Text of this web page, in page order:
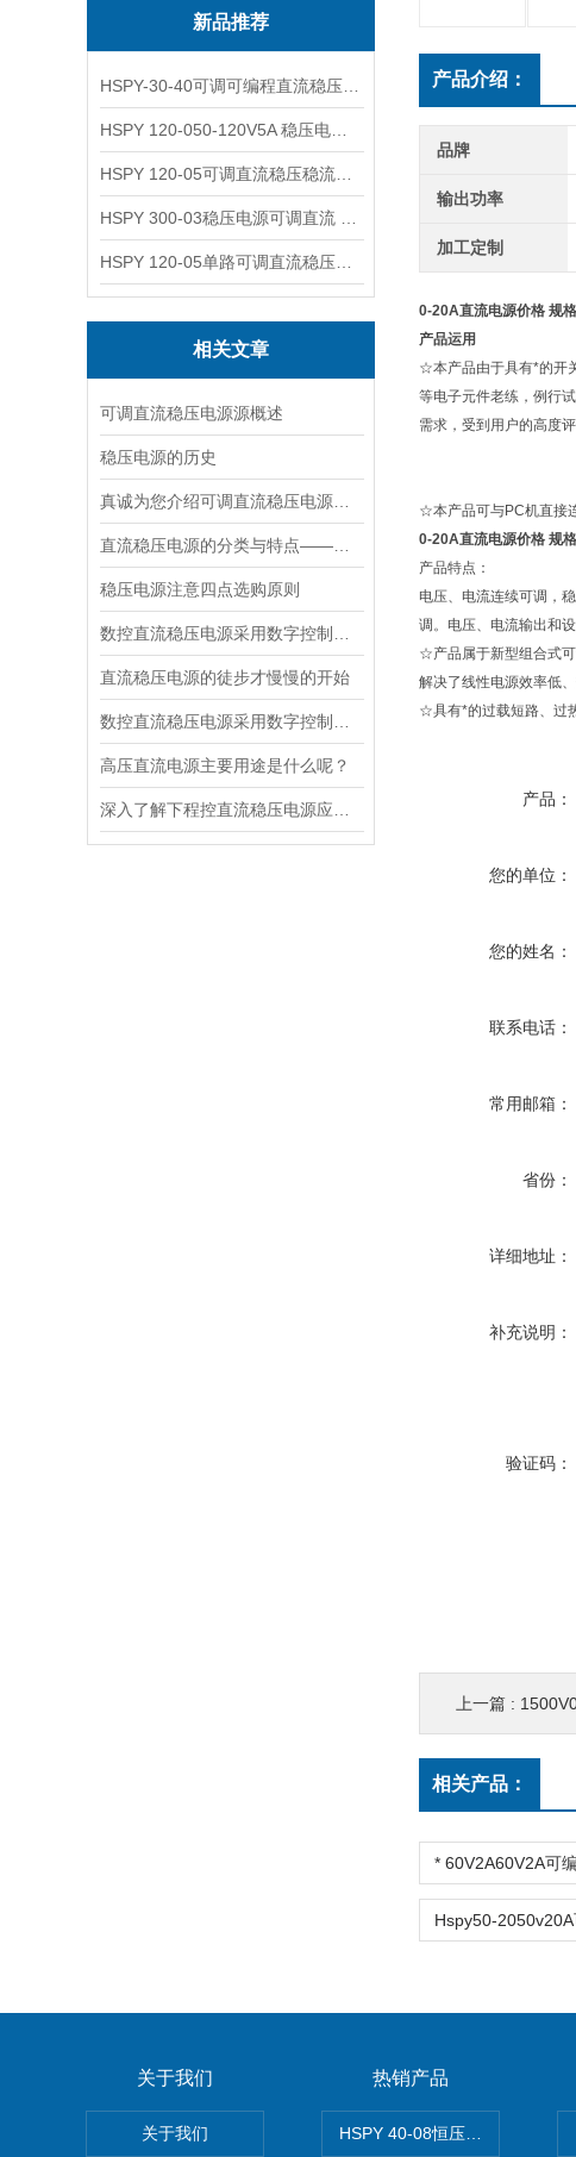
新品推荐
相关文章
可调直流稳压电源源概述
稳压电源的历史
稳压电源注意四点选购原则
直流稳压电源的徒步才慢慢的开始
高压直流电源主要用途是什么呢？
产品介绍：
品牌
输出功率
加工定制
0-20A直流电源价格 规
产品运用
☆本产品由于具有*的开
等电子元件老练，例行
需求，受到用户的高度评
☆本产品可与PC机直接
0-20A直流电源价格 规
产品特点：
电压、电流连续可调，
调。电压、电流输出和
☆产品属于新型组合式
解决了线性电源效率低
☆具有*的过载短路、过
产品：
您的单位：
您的姓名：
联系电话：
常用邮箱：
省份：
详细地址：
补充说明：
验证码：
上一篇 :
相关产品：
关于我们
关于我们
热销产品
HSPY 40-08恒压恒流恒功率电源